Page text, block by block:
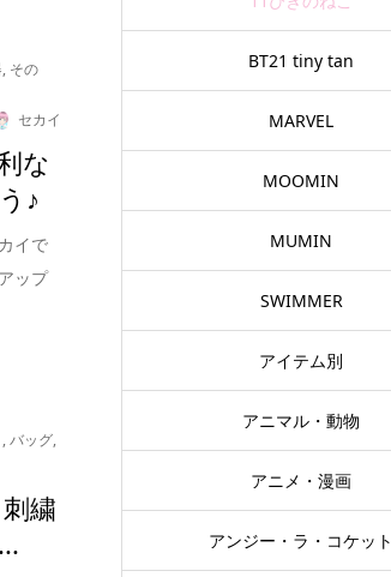
, その
セカイ
な
♪
イで
ップ
,バッグ,
繍
BT21 tiny tan
MARVEL
MOOMIN
MUMIN
SWIMMER
アイテム別
アニマル・動物
アニメ・漫画
アンジー・ラ・コケット